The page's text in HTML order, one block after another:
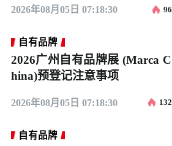
2026年08月05日 07:18:30 96
自有品牌
2026广州自有品牌展 (Marca C
hina)预登记注意事项
2026年08月05日 07:18:30 132
自有品牌